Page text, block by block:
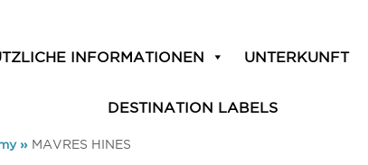
INFORMATIONEN UNTERKUNFT
DESTINATION LABELS
» MAVRES HINES